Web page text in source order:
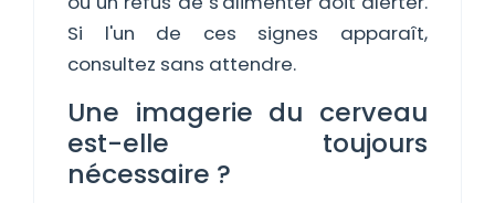
Si l'un de ces signes apparaît,
consultez sans attendre.
Une imagerie du cerveau
est-elle toujours
nécessaire ?